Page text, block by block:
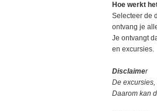
Hoe werkt
Selecteer de
ontvang je
Je ontvangt
en excursies.
Disclaimer
De
Daarom kan